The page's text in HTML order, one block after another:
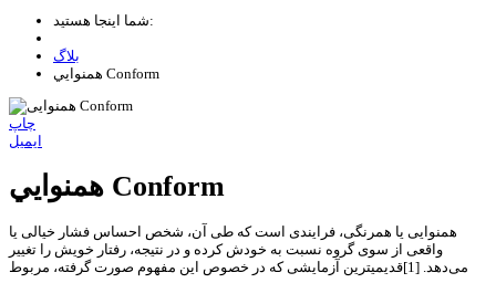
شما اینجا هستید:
بلاگ
همنوايي Conform
چاپ
ایمیل
همنوايي Conform
همنوایی یا همرنگی، فرایندی است که طی آن، شخص احساس فشار خیالی یا
واقعی از سوی گروه نسبت به خودش کرده و در نتیجه، رفتار خویش را تغییر
می‌دهد. [1]قدیمی­ترین آزمایشی که در خصوص این مفهوم صورت گرفته، مربوط